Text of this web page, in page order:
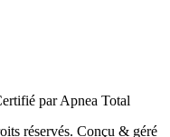
par Apnea Total
réservés. Conçu & géré